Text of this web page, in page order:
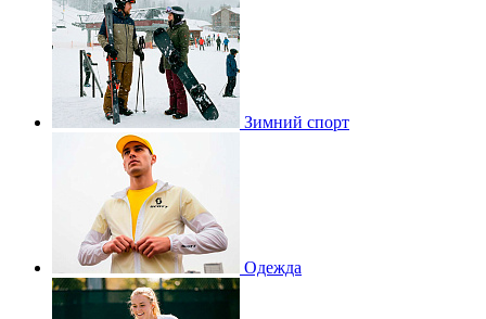
Зимний спорт
Одежда